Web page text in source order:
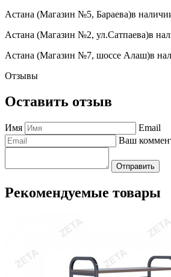
Астана (Магазин №5, Бараева)в
Астана (Магазин №2, ул.Сатпаева)в
Астана (Магазин №7, шоссе Алаш)в
Отзывы
Оставить отзыв
Имя
Email
Ваш
Отправить
Рекомендуемые товары